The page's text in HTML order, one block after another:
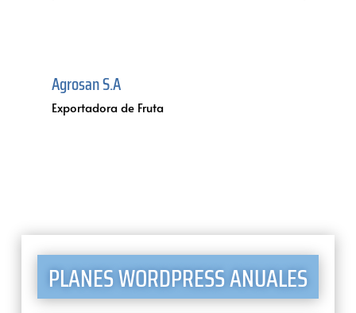
Agrosan S.A
Exportadora de Fruta
PLANES WORDPRESS ANUALES